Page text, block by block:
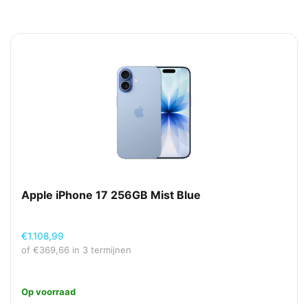
Apple iPhone 17 256GB Mist Blue
€1.108,99
of €369,66 in 3 termijnen
Op voorraad